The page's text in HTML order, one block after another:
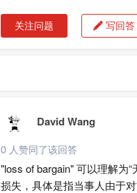
关注问题  写回答
David Wang
0 人赞同了该回答
"loss of bargain" 可以理解为
损失，具体是指当事人由于